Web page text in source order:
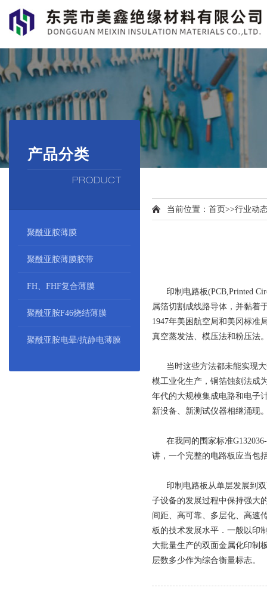
产品分类
PRODUCT
聚酰亚胺薄膜
聚酰亚胺薄膜胶带
FH、FHF复合薄膜
聚酰亚胺F46烧结薄膜
聚酰亚胺电晕/抗静电薄膜
当前位置： 首页>>行业动
印制电路板(PCB,Printed
属箔切割成线路导体，并黏着
1947年美困航空局和美冈标准
真空蒸发法、模压法和粉压法
当时这些方法都未能实现大
模工业化生产，铜箔蚀刻法成
年代的大规模集成电路和电子
新没备、新测试仪器相继涌现
在我同的围家标准G132036-
讲，一个完整的电路板应当包
印制电路板从单层发展到双
子设备的发展过程中保持强大
间距、高可靠、多层化、高速
板的技术发展水平．一般以印
大批量生产的双面金属化印制
层数多少作为综合衡量标志。